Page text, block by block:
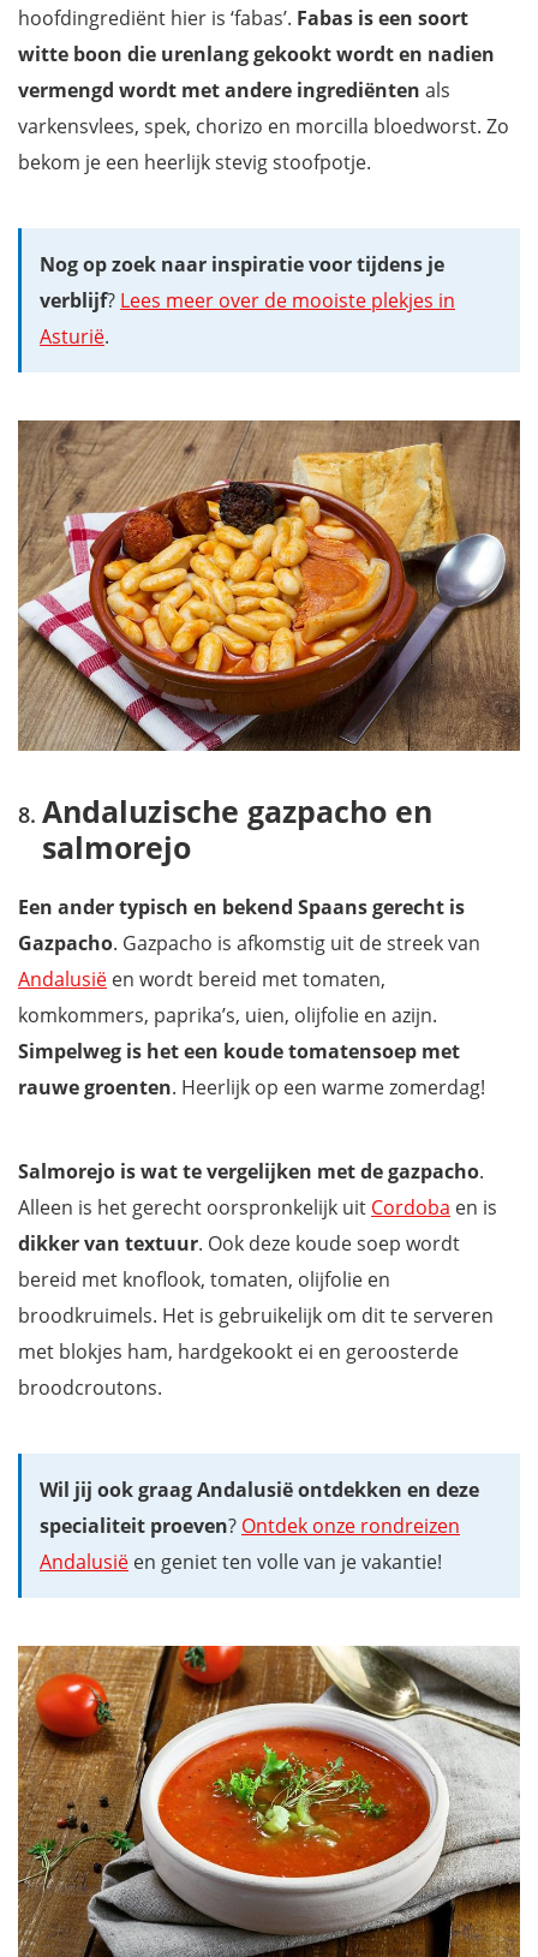
hoofdingrediënt hier is ‘fabas’. Fabas is een soort
witte boon die urenlang gekookt wordt en nadien
vermengd wordt met andere ingrediënten als
varkensvlees, spek, chorizo en morcilla bloedworst. Zo
bekom je een heerlijk stevig stoofpotje.
Nog op zoek naar inspiratie voor tijdens je
verblijf? Lees meer over de mooiste plekjes in
Asturië.
Andaluzische gazpacho en
salmorejo
Een ander typisch en bekend Spaans gerecht is
Gazpacho. Gazpacho is afkomstig uit de streek van
Andalusië en wordt bereid met tomaten,
komkommers, paprika’s, uien, olijfolie en azijn.
Simpelweg is het een koude tomatensoep met
rauwe groenten. Heerlijk op een warme zomerdag!
Salmorejo is wat te vergelijken met de gazpacho.
Alleen is het gerecht oorspronkelijk uit Cordoba en is
dikker van textuur. Ook deze koude soep wordt
bereid met knoflook, tomaten, olijfolie en
broodkruimels. Het is gebruikelijk om dit te serveren
met blokjes ham, hardgekookt ei en geroosterde
broodcroutons.
Wil jij ook graag Andalusië ontdekken en deze
specialiteit proeven? Ontdek onze rondreizen
Andalusië en geniet ten volle van je vakantie!